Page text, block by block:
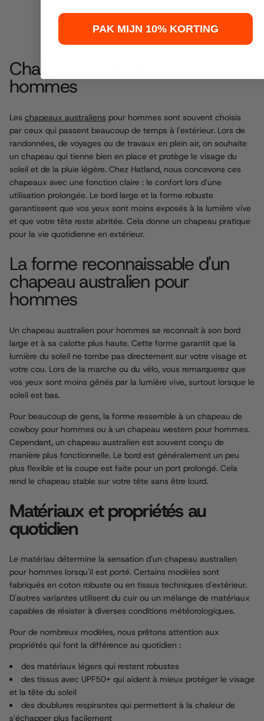
PLUS
Chapeaux australiens pour
hommes
Les chapeaux australiens pour hommes sont souvent choisis
par ceux qui passent beaucoup de temps à l'extérieur. Lors de
randonnées, de voyages ou de travaux en plein air, on souhaite
un chapeau qui tienne bien en place et protège le visage du
soleil et de la pluie légère. Chez Hatland, nous concevons ces
chapeaux avec une fonction claire : le confort lors d'une
utilisation prolongée. Le bord large et la forme robuste
garantissent que vos yeux sont moins exposés à la lumière vive
et que votre tête reste abritée. Cela donne un chapeau pratique
pour la vie quotidienne en extérieur.
La forme reconnaissable d'un
chapeau australien pour
hommes
Un chapeau australien pour hommes se reconnaît à son bord
large et à sa calotte plus haute. Cette forme garantit que la
lumière du soleil ne tombe pas directement sur votre visage et
votre cou. Lors de la marche ou du vélo, vous remarquerez que
vos yeux sont moins gênés par la lumière vive, surtout lorsque le
soleil est bas.
Pour beaucoup de gens, la forme ressemble à un chapeau de
cowboy pour hommes ou à un chapeau western pour hommes.
Cependant, un chapeau australien est souvent conçu de
manière plus fonctionnelle. Le bord est généralement un peu
plus flexible et la coupe est faite pour un port prolongé. Cela
rend le chapeau stable sur votre tête sans être lourd.
Matériaux et propriétés au
quotidien
Le matériau détermine la sensation d'un chapeau australien
pour hommes lorsqu'il est porté. Certains modèles sont
fabriqués en coton robuste ou en tissus techniques d'extérieur.
D'autres variantes utilisent du cuir ou un mélange de matériaux
capables de résister à diverses conditions météorologiques.
Pour de nombreux modèles, nous prêtons attention aux
propriétés qui font la différence au quotidien :
des matériaux légers qui restent robustes
des tissus avec UPF50+ qui aident à mieux protéger le visage
et la tête du soleil
des doublures respirantes qui permettent à la chaleur de
s'échapper plus facilement
PAK MIJN 10% KORTING